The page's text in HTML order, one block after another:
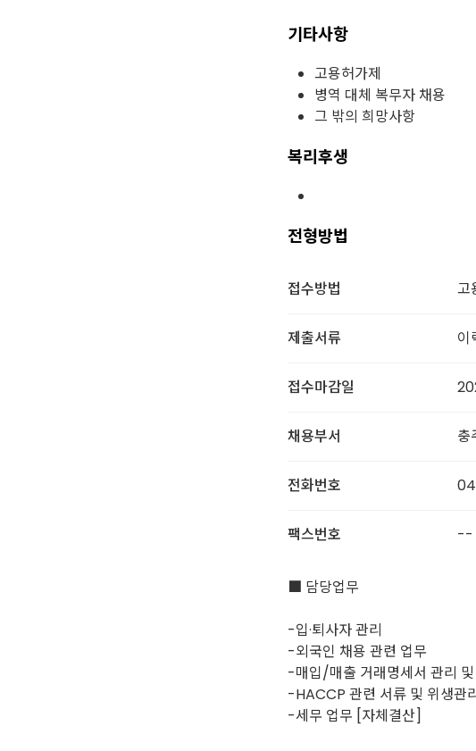
기타사항
고용허가제
병역 대체 복무자 채용
그 밖의 희망사항
복리후생
전형방법
접수방법 고
제출서류 이
접수마감일
채용부서 충
전화번호
팩스번호 --
■ 담당업무
-입·퇴사자 관리
-외국인 채용 관련 업무
-매입/매출 거래명세서 관리
-HACCP 관련 서류 및 위생관
-세무 업무 [자체결산]